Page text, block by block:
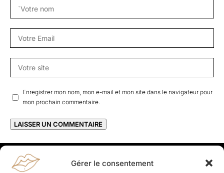
Gérer le consentement
Enregistrer mon nom, mon e-mail et mon site dans le navigateur pour
mon prochain commentaire.